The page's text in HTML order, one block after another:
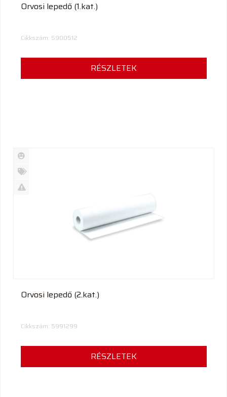
Orvosi lepedő (1.kat.)
Cikkszám: 5900512
RÉSZLETEK
Új
termék
%
Orvosi lepedő (2.kat.)
Cikkszám: 5991299
RÉSZLETEK